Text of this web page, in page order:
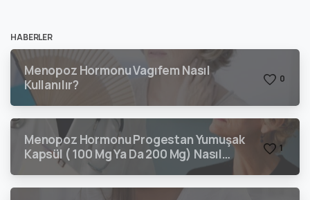
HABERLER
Menopoz Hormonu Vagıfem Nasıl
Kullanılır?
0
Menopoz Hormonu Progestan Yumuşak
Kapsül ( 100 Mg Ya Da 200 Mg) Nasıl
Kullanılır?
1